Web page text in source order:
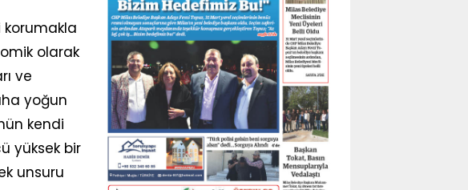
korumakla
olarak
ve
yoğun
kendi
yüksek bir
unsuru